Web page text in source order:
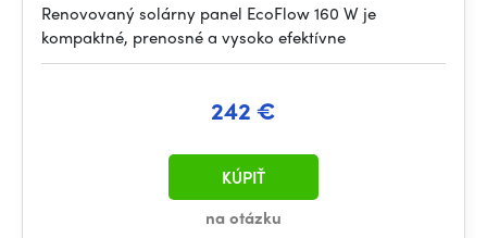
Renovovaný solárny panel EcoFlow 160 W je
kompaktné, prenosné a vysoko efektívne
242 €
na otázku
KÚPIŤ